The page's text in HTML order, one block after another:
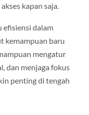
kapan saja.
efisiensi dalam
kemampuan baru
mengatur
dan menjaga fokus
penting di tengah